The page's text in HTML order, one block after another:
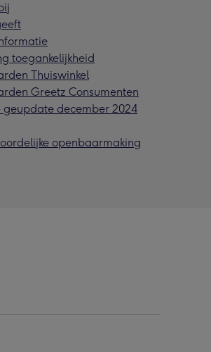
toegankelijkheid
Thuiswinkel
Greetz Consumenten
geupdate december 2024
openbaarmaking